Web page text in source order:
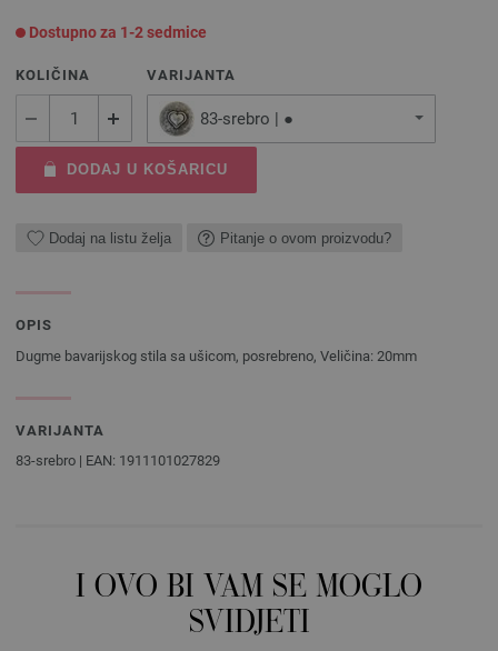
Dostupno za 1-2 sedmice
KOLIČINA VARIJANTA
83-srebro | ●
DODAJ U KOŠARICU
Dodaj na listu želja Pitanje o ovom proizvodu?
OPIS
Dugme bavarijskog stila sa ušicom, posrebreno, Veličina: 20mm
VARIJANTA
83-srebro | EAN: 1911101027829
I OVO BI VAM SE MOGLO
SVIDJETI